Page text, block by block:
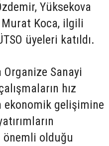
Yüksekova
Koca, ilgili
üyeleri katıldı.
Organize Sanayi
hız
ekonomik gelişimine
önemli olduğu